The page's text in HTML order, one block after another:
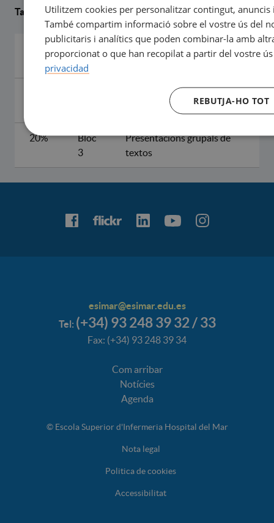
Taula resum de l'avaluació continuada
40%
Bloc
Examen sobre els
continguts del programa
Participació grupal
20%
Bloc
3
Presentacions grupals de
textos
esimar@esimar.edu.es
Tel: (+34) 93 248 39 32 / 33
Fax: (+34) 93 248 39 34
Com arribar
Notícies
Agenda
© Escola Superior d'Infermeria Hospital del Mar
Nota legal
Politica de cookies
Accessibilitat
Utilitzem cookies per personalitzar contingut,
També compartim informació sobre el vostre ús del
publicitaris i analítics que poden combinar-la amb
proporcionat o que han recopilat a partir del vostre ús
privacidad
REBUTJA-HO TOT